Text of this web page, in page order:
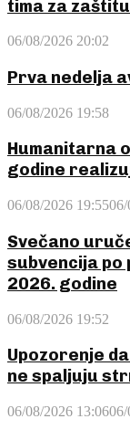
tima za
06/08/2026 20:02
Prva nedelja
06/08/2026 19:58
Humanitarna
godine
06/08/2026 19:5506/
Svečano
subvencija po
2026. godine
06/08/2026 19:52
Upozorenje
ne spaljuju
06/08/2026 13:0606/